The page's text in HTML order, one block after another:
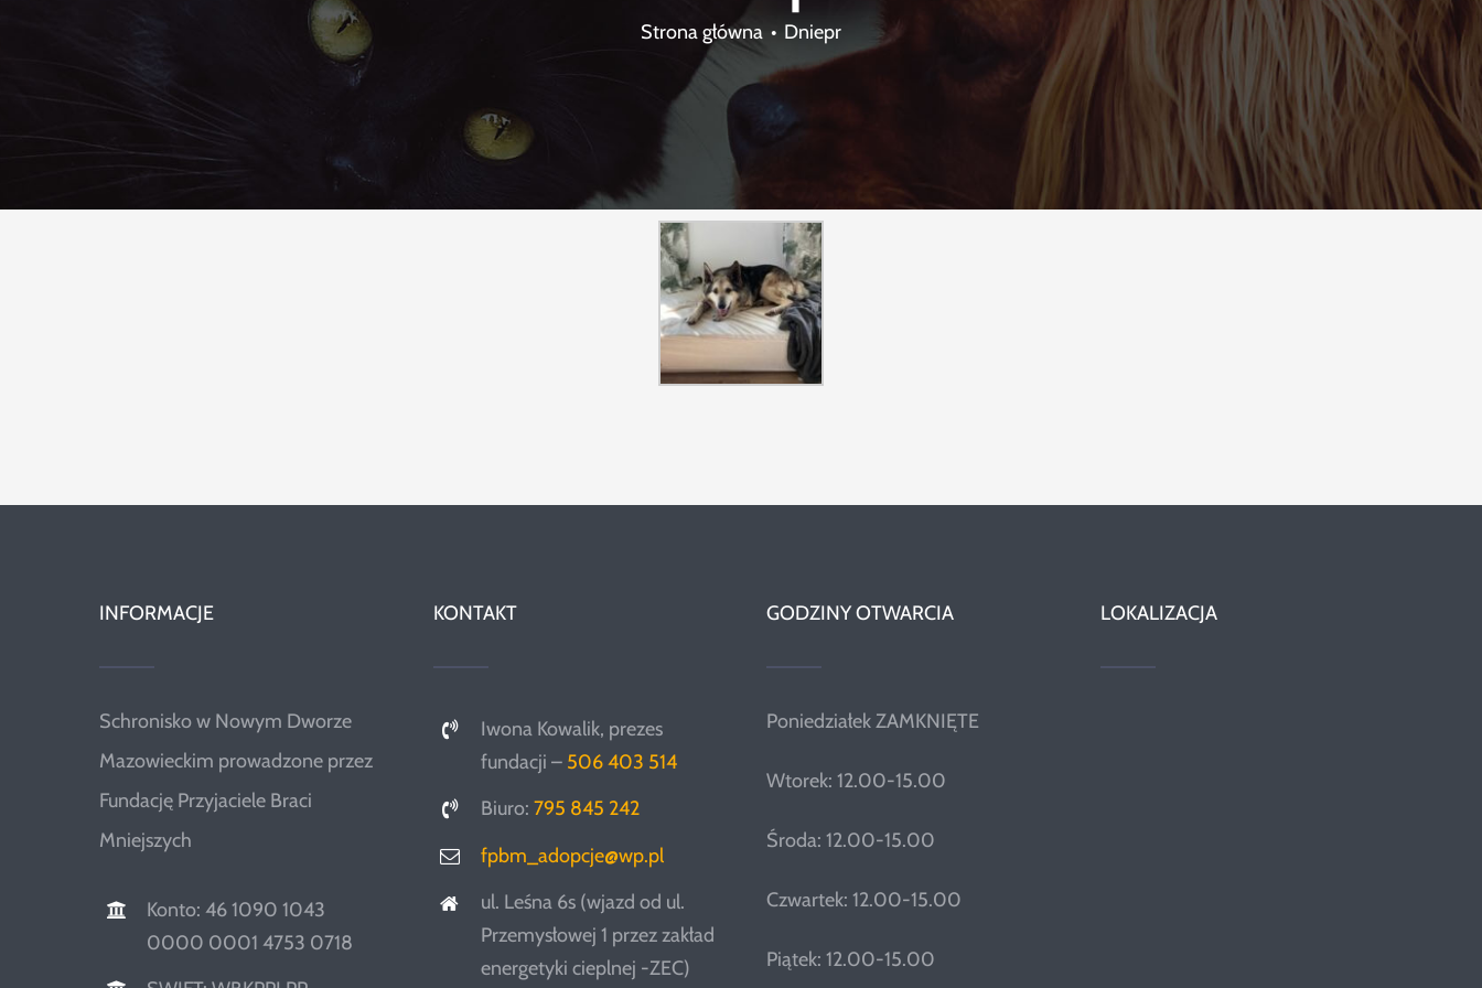
Strona główna Dniepr
INFORMACJE
Schronisko w Nowym Dworze
Mazowieckim prowadzone przez
Fundację Przyjaciele Braci
Mniejszych
Konto: 46 1090 1043
0000 0001 4753 0718
KONTAKT
Iwona Kowalik, prezes
fundacji – 506 403 514
Biuro: 795 845 242
fpbm_adopcje@wp.pl
ul. Leśna 6s (wjazd od ul.
Przemysłowej 1 przez zakład
energetyki cieplnej -ZEC)
GODZINY OTWARCIA
Poniedziałek ZAMKNIĘTE
Wtorek: 12.00-15.00
Środa: 12.00-15.00
Czwartek: 12.00-15.00
Piątek: 12.00-15.00
LOKALIZACJA